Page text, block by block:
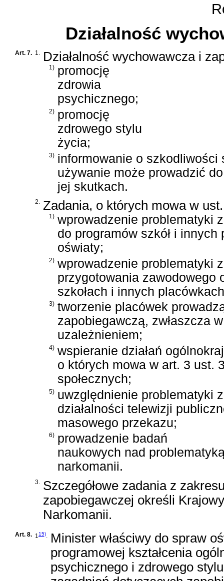
Działalność
Art. 7. 1. Działalność wychowawcza i
1) promocję
zdrowia
psychicznego;
2) promocję
zdrowego stylu
życia;
3) informowanie o
używanie może prowadzić
jej skutkach.
2. Zadania, o których mowa w
1) wprowadzenie problematyki
do programów szkół i
oświaty;
2) wprowadzenie problematyki
przygotowania zawodowego
szkołach i innych
3) tworzenie placówek
zapobiegawczą, zwłaszcza
uzależnieniem;
4) wspieranie działań
o których mowa w art. 3 ust.
społecznych;
5) uwzględnienie problematyki
działalności telewizji
masowego przekazu;
6) prowadzenie badań
naukowych nad
narkomanii.
3. Szczegółowe zadania z
zapobiegawczej określi
Narkomanii.
Art. 8. 115). Minister właściwy do spraw
programowej kształcenia
psychicznego i zdrowego